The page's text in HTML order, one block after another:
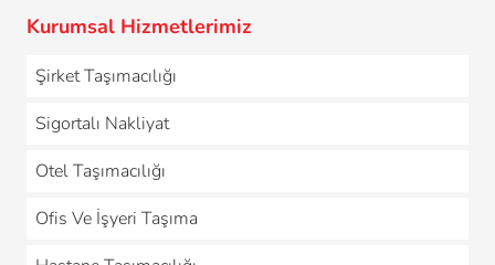
Kurumsal Hizmetlerimiz
Şirket Taşımacılığı
Sigortalı Nakliyat
Otel Taşımacılığı
Ofis Ve İşyeri Taşıma